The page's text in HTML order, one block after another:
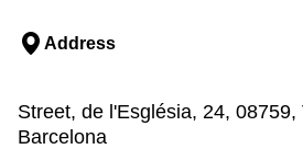
Address
Street, de l'Església, 24,
Barcelona